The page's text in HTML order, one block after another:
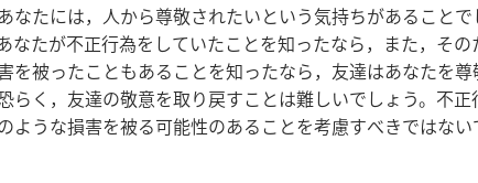
なたには，人から尊敬されたいという気持ちがあることで
なたが不正行為をしていたことを知ったなら，また，その
を被ったこともあることを知ったなら，友達はあなたを尊
らく，友達の敬意を取り戻すことは難しいでしょう。不正
ような損害を被る可能性のあることを考慮すべきではない